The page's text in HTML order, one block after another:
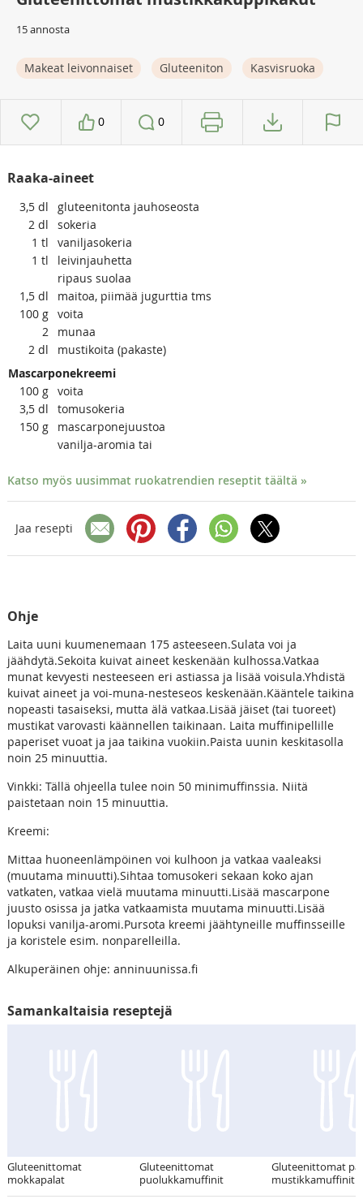
15 annosta
Makeat leivonnaiset Gluteeniton Kasvisruoka
0 0
Raaka-aineet
3,5 dl
gluteenitonta jauhoseosta
2 dl
sokeria
1 tl
vaniljasokeria
1 tl
leivinjauhetta
ripaus suolaa
1,5 dl
maitoa, piimää jugurttia tms
100 g voita
2
munaa
2 dl
mustikoita (pakaste)
Mascarponekreemi
100 g voita
3,5 dl
tomusokeria
150 g
mascarponejuustoa
vanilja-aromia tai
Katso myös uusimmat ruokatrendien reseptit täältä »
Jaa resepti
Ohje
Laita uuni kuumenemaan 175 asteeseen.Sulata voi ja
jäähdytä.Sekoita kuivat aineet keskenään kulhossa.Vatkaa
munat kevyesti nesteeseen eri astiassa ja lisää voisula.Yhdistä
kuivat aineet ja voi-muna-nesteseos keskenään.Kääntele taikina
nopeasti tasaiseksi, mutta älä vatkaa.Lisää jäiset (tai tuoreet)
mustikat varovasti käännellen taikinaan. Laita muffinipellille
paperiset vuoat ja jaa taikina vuokiin.Paista uunin keskitasolla
noin 25 minuuttia.
Vinkki: Tällä ohjeella tulee noin 50 minimuffinssia. Niitä
paistetaan noin 15 minuuttia.
Kreemi:
Mittaa huoneenlämpöinen voi kulhoon ja vatkaa vaaleaksi
(muutama minuutti).Sihtaa tomusokeri sekaan koko ajan
vatkaten, vatkaa vielä muutama minuutti.Lisää mascarpone
juusto osissa ja jatka vatkaamista muutama minuutti.Lisää
lopuksi vanilja-aromi.Pursota kreemi jäähtyneille muffinsseille
ja koristele esim. nonparelleilla.
Alkuperäinen ohje: anninuunissa.fi
Samankaltaisia reseptejä
Gluteenittomat
mokkapalat
Gluteenittomat
puolukkamuffinit
Gluteenittomat
mustikkamuffinit